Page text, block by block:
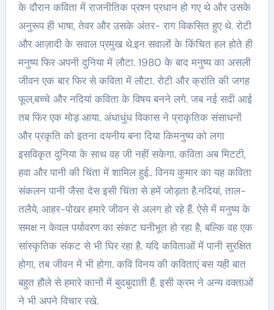
के दौरान कविता में राजनीतिक प्रश्न प्रधान हो गए थे और उसके
अनुरूप ही भाषा, तेवर और उसके अंतर- राग विकसित हुए थे. रोटी
और आज़ादी के सवाल प्रमुख थे.इन सवालों के किंचित हल होते ही
मनुष्य फिर अपनी दुनिया में लौटा. 1980 के बाद मनुष्य का असली
जीवन एक बार फिर से कविता में लौटा. रोटी और क्रांति की जगह
फूल,बच्चे और नदियां कविता के विषय बनने लगे. जब नई सदी आई
तब फिर एक मोड़ आया. अंधाधुंध विकास ने प्राकृतिक संसाधनों
और प्रकृति को इतना दयनीय बना दिया किमनुष्य को लगा
इसविकृत दुनिया के साथ वह जी नहीं सकेगा. कविता अब मिटटी,
हवा और पानी की चिंता में शामिल हुई.. विनय कुमार का यह कविता
संकलन पानी जैसा देस इसी चिंता से हमें जोड़ता है.नदियां, ताल-
तलैये, आहर-पोखर हमारे जीवन से अलग हो रहे हैं. ऐसे में मनुष्य के
समक्ष न केवल पर्यावरण का संकट घनीभूत हो रहा है, बल्कि वह एक
सांस्कृतिक संकट से भी घिर रहा है. यदि कविताओं में पानी सुरक्षित
होगा, तब जीवन में भी होगा. कवि विनय की कविताएं बस यही बात
बहुत हौले से हमारे कानों में बुदबुदाती हैं. इसी क्रम ने अन्य वक्ताओं
ने भी अपने विचार रखे.